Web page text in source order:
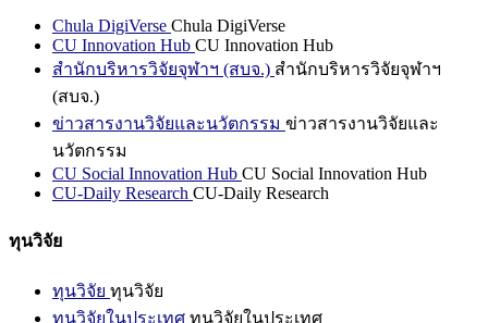
Chula DigiVerse Chula DigiVerse
CU Innovation Hub CU Innovation Hub
สำนักบริหารวิจัยจุฬาฯ (สบจ.) สำนักบริหารวิจัยจุฬาฯ
(สบจ.)
ข่าวสารงานวิจัยและนวัตกรรม ข่าวสารงานวิจัยและ
นวัตกรรม
CU Social Innovation Hub CU Social Innovation Hub
CU-Daily Research CU-Daily Research
ทุนวิจัย
ทุนวิจัย ทุนวิจัย
ทุนวิจัยในประเทศ ทุนวิจัยในประเทศ